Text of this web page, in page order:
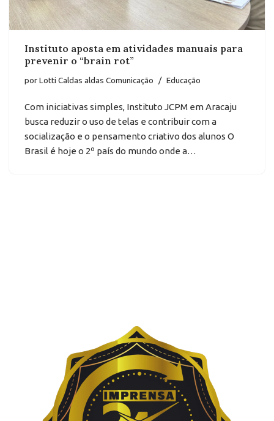
Instituto aposta em atividades manuais para
prevenir o “brain rot”
porLotti Caldas aldas Comunicação Educação
Com iniciativas simples, Instituto JCPM em Aracaju
busca reduzir o uso de telas e contribuir com a
socialização e o pensamento criativo dos alunos O
Brasil é hoje o 2º país do mundo onde a…